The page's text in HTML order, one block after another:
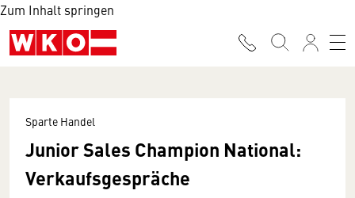
Zum Inhalt springen
Sparte Handel
Junior Sales Champion National:
Verkaufsgespräche